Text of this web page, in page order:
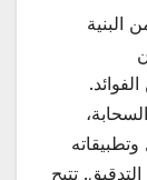
البنية
تتيح